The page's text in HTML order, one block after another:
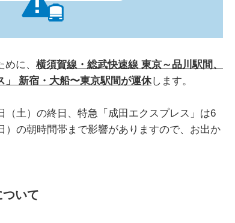
に、 横須賀線・総武快速線 東京～品川駅間、
」 新宿・大船〜東京駅間が運休します。
（土）の終日、特急「成田エクスプレス」は6
）の朝時間帯まで影響がありますので、お出か
いて